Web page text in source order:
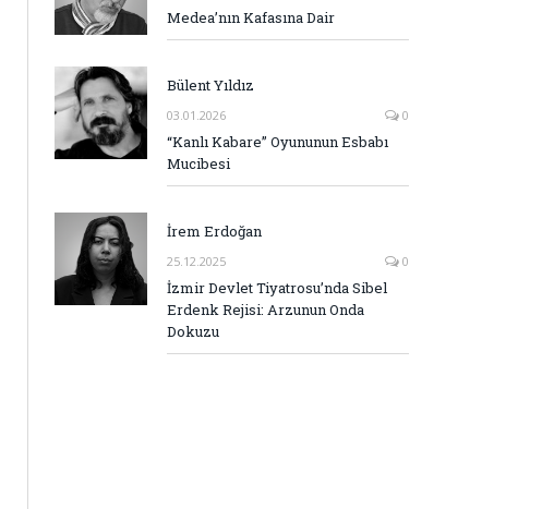
Medea’nın Kafasına Dair
Bülent Yıldız
03.01.2026 0
“Kanlı Kabare” Oyununun Esbabı
Mucibesi
İrem Erdoğan
25.12.2025 0
İzmir Devlet Tiyatrosu’nda Sibel
Erdenk Rejisi: Arzunun Onda
Dokuzu